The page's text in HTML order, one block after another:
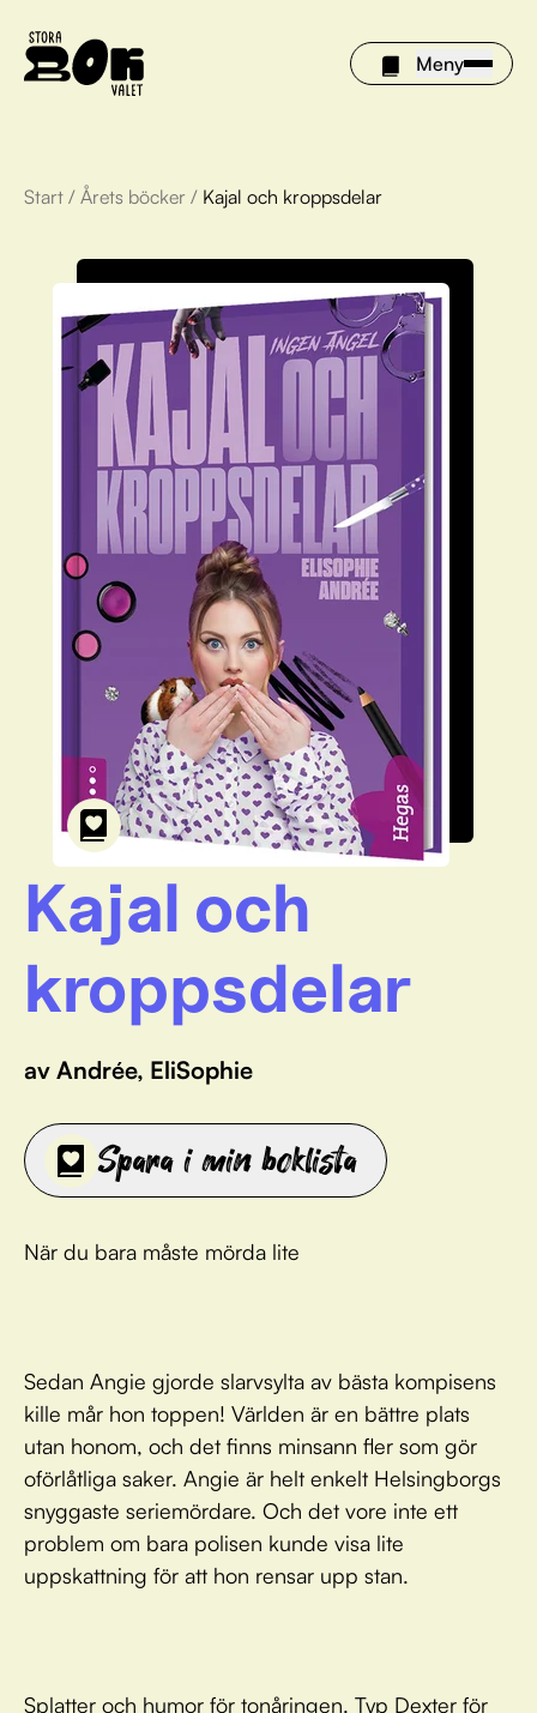
Meny
Årets böcker
Om Stora bokvalet
Olivia tipsar
Vinnare
FAQ
För bibliotek
Start / Årets böcker / Kajal och kroppsdelar
Kajal och
kroppsdelar
av Andrée, EliSophie
Spara i min boklista
När du bara måste mörda lite
Sedan Angie gjorde slarvsylta av bästa kompisens
kille mår hon toppen! Världen är en bättre plats
utan honom, och det finns minsann fler som gör
oförlåtliga saker. Angie är helt enkelt Helsingborgs
snyggaste seriemördare. Och det vore inte ett
problem om bara polisen kunde visa lite
uppskattning för att hon rensar upp stan.
Splatter och humor för tonåringen. Typ Dexter för